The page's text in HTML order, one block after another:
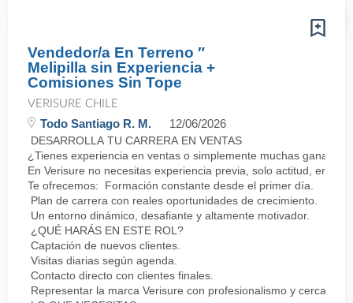
Vendedor/a En Terreno ″
Melipilla sin Experiencia +
Comisiones Sin Tope
VERISURE CHILE
Todo Santiago R. M. 12/06/2026
DESARROLLA TU CARRERA EN VENTAS
¿Tienes experiencia en ventas o simplemente muchas ganas
En Verisure no necesitas experiencia previa, solo actitud,
Te ofrecemos: Formación constante desde el primer día.
Plan de carrera con reales oportunidades de crecimiento.
Un entorno dinámico, desafiante y altamente motivador.
¿QUÉ HARÁS EN ESTE ROL?
Captación de nuevos clientes.
Visitas diarias según agenda.
Contacto directo con clientes finales.
Representar la marca Verisure con profesionalismo y cercanía.